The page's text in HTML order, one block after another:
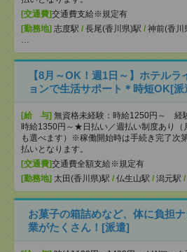
[交通費]交通費支給※規定有
[勤務地] 志度駅 / 長尾(香川県)駅 / 神前(香川
…
【8月～OK！週1日～】ホテル
ョンで生活サポート＊時短OK[派
[給 与] 無資格未経験：時給1250円～ 経
時給1350円～★日払い／週払い制度あり（
も選べます）※稼働開始時は手続き完了次
払いとなります。
[交通費]交通費全額支給※規定有
[勤務地] 太田(香川県)駅 / 仏生山駅 / 潟元駅 /
お菓子の箱詰めなど、体に負担
業がたくさん！[派遣]